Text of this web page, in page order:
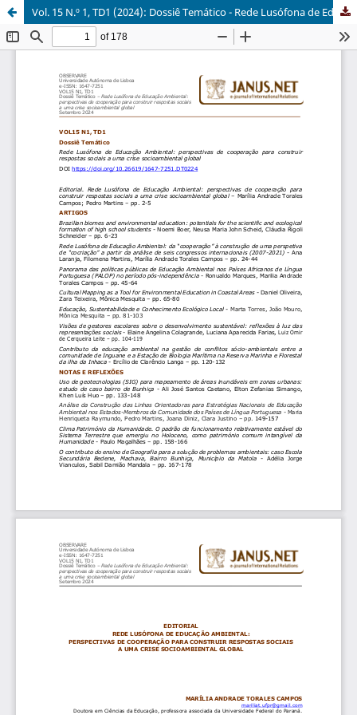
Vol. 15 N.º 1, TD1 (2024): Dossiê Temático - Rede Lusófona de Educação Ambiental: perspectivas de cooperação para construir respostas sociais a uma crise socioambiental global